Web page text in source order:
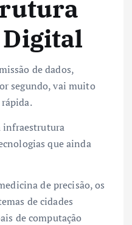
de dados,
segundo, vai muito
infraestrutura
que ainda
de precisão, os
de cidades
de computação